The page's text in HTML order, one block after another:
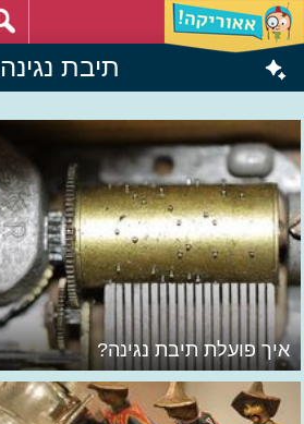
תיבת נגינה
איך פועלת תיבת נגינה?